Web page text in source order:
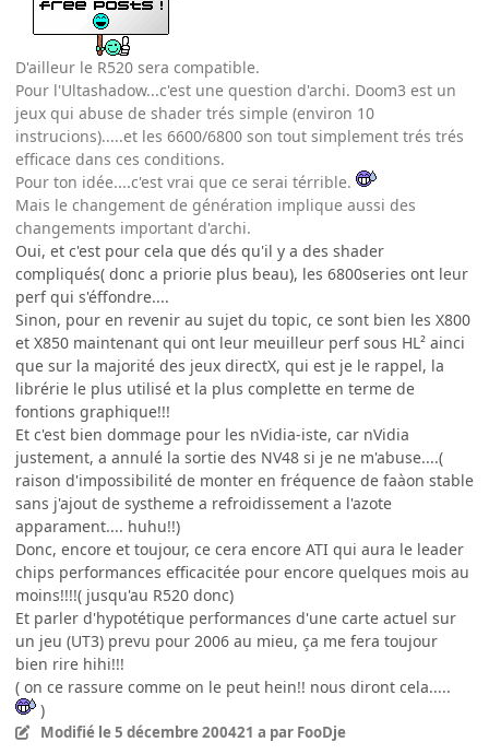
D'ailleur le R520 sera compatible.
Pour l'Ultashadow...c'est une question d'archi. Doom3 est un
jeux qui abuse de shader trés simple (environ 10
instrucions).....et les 6600/6800 son tout simplement trés trés
efficace dans ces conditions.
Pour ton idée....c'est vrai que ce serai térrible.
Mais le changement de génération implique aussi des
changements important d'archi.
Oui, et c'est pour cela que dés qu'il y a des shader
compliqués( donc a priorie plus beau), les 6800series ont leur
perf qui s'éffondre....
Sinon, pour en revenir au sujet du topic, ce sont bien les X800
et X850 maintenant qui ont leur meuilleur perf sous HL² ainci
que sur la majorité des jeux directX, qui est je le rappel, la
librérie le plus utilisé et la plus complette en terme de
fontions graphique!!!
Et c'est bien dommage pour les nVidia-iste, car nVidia
justement, a annulé la sortie des NV48 si je ne m'abuse....(
raison d'impossibilité de monter en fréquence de faàon stable
sans j'ajout de systheme a refroidissement a l'azote
apparament.... huhu!!)
Donc, encore et toujour, ce cera encore ATI qui aura le leader
chips performances efficacitée pour encore quelques mois au
moins!!!!( jusqu'au R520 donc)
Et parler d'hypotétique performances d'une carte actuel sur
un jeu (UT3) prevu pour 2006 au mieu, ça me fera toujour
bien rire hihi!!!
( on ce rassure comme on le peut hein!! nous diront cela.....
)
Modifié le 5 décembre 200421 a par FooDje